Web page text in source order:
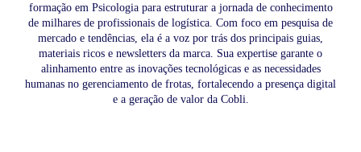
formação em Psicologia para estruturar a jornada de conhecimento
de milhares de profissionais de logística. Com foco em pesquisa de
mercado e tendências, ela é a voz por trás dos principais guias,
materiais ricos e newsletters da marca. Sua expertise garante o
alinhamento entre as inovações tecnológicas e as necessidades
humanas no gerenciamento de frotas, fortalecendo a presença digital
e a geração de valor da Cobli.